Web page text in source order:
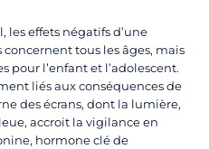
effets négatifs d’une
tous les âges, mais
l’enfant et l’adolescent.
liés aux conséquences de
des écrans, dont la lumière,
accroit la vigilance en
hormone clé de